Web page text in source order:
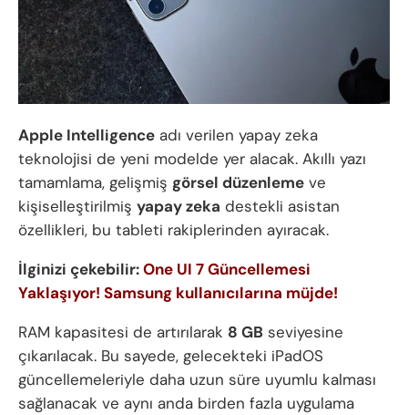
Apple Intelligence adı verilen yapay zeka
teknolojisi de yeni modelde yer alacak. Akıllı yazı
tamamlama, gelişmiş görsel düzenleme ve
kişiselleştirilmiş yapay zeka destekli asistan
özellikleri, bu tableti rakiplerinden ayıracak.
İlginizi çekebilir:One UI 7 Güncellemesi
Yaklaşıyor! Samsung kullanıcılarına müjde!
RAM kapasitesi de artırılarak 8 GB seviyesine
çıkarılacak. Bu sayede, gelecekteki iPadOS
güncellemeleriyle daha uzun süre uyumlu kalması
sağlanacak ve aynı anda birden fazla uygulama